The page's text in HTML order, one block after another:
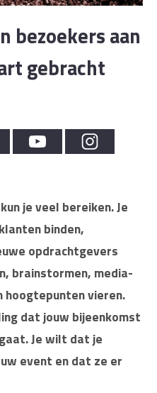
bezoekers aan
gebracht
je veel bereiken. Je
binden,
opdrachtgevers
brainstormen, media-
hoogtepunten vieren.
dat jouw bijeenkomst
Je wilt dat je
event en dat ze er